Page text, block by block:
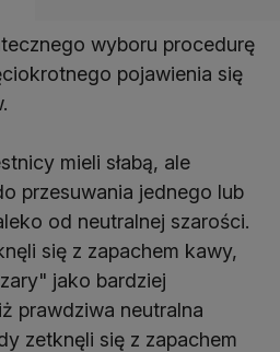
wyboru procedurę
pojawienia się
mieli słabą, ale
przesuwania jednego lub
od neutralnej szarości.
się z zapachem kawy,
jako bardziej
prawdziwa neutralna
zetknęli się z zapachem